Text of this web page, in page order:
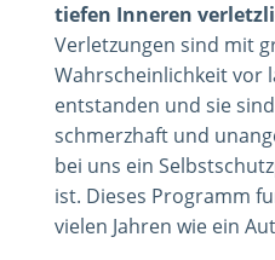
tiefen Inneren
Verletzungen sind mit
Wahrscheinlichkeit vor
entstanden und sie
schmerzhaft und
bei uns ein
ist. Dieses Programm
vielen Jahren wie ein